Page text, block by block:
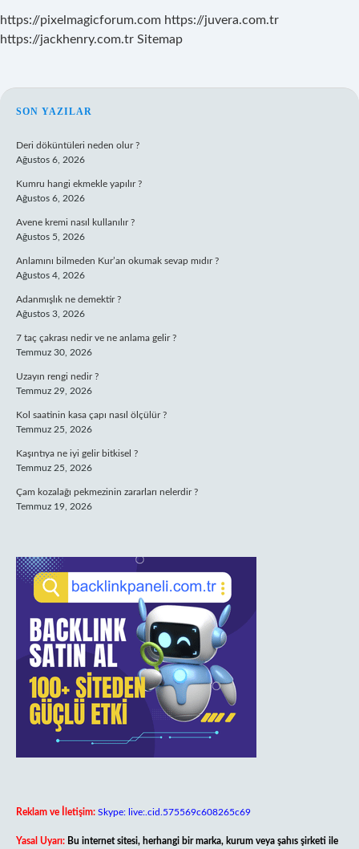
https://pixelmagicforum.com https://juvera.com.tr
https://jackhenry.com.tr Sitemap
SIDEBAR
SON YAZILAR
Deri döküntüleri neden olur ?
Ağustos 6, 2026
Kumru hangi ekmekle yapılır ?
Ağustos 6, 2026
Avene kremi nasıl kullanılır ?
Ağustos 5, 2026
Anlamını bilmeden Kur’an okumak sevap mıdır ?
Ağustos 4, 2026
Adanmışlık ne demektir ?
Ağustos 3, 2026
7 taç çakrası nedir ve ne anlama gelir ?
Temmuz 30, 2026
Uzayın rengi nedir ?
Temmuz 29, 2026
Kol saatinin kasa çapı nasıl ölçülür ?
Temmuz 25, 2026
Kaşıntıya ne iyi gelir bitkisel ?
Temmuz 25, 2026
Çam kozalağı pekmezinin zararları nelerdir ?
Temmuz 19, 2026
Reklam ve İletişim: Skype: live:.cid.575569c608265c69
Yasal Uyarı: Bu internet sitesi, herhangi bir marka, kurum veya şahıs şirketi ile